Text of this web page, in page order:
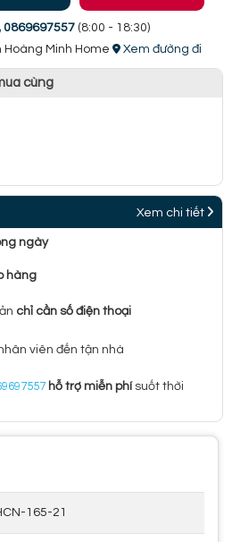
0869697557 (8:00 - 18:30)
Hoàng Minh Home
Xem đường đi
cùng
Xem chi tiết
ngày
hàng
chỉ cần số điện thoại
viên đến tận nhà
hỗ trợ miễn phísuốt thời
165-21